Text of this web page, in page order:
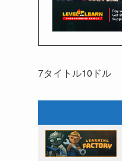
7タイトル10ドル